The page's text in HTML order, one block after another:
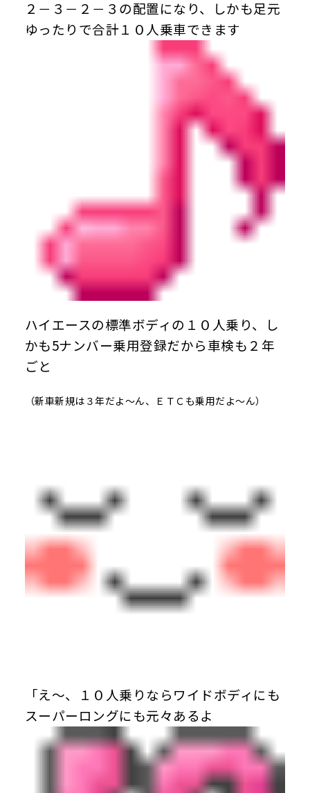
２－３－２－３の配置になり、しかも足元
ゆったりで合計１０人乗車できます
ハイエースの標準ボディの１０人乗り、し
かも5ナンバー乗用登録だから車検も２年
ごと
（新車新規は３年だよ～ん、ＥＴＣも乗用だよ～ん）
「え～、１０人乗りならワイドボディにも
スーパーロングにも元々あるよ